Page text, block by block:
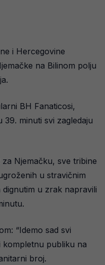
i Hercegovine
na Bilinom polju
BH Fanaticosi,
39. minuti svi zagledaju
Njemačku, sve tribine
u stravičnim
u zrak napravili
“Idemo sad svi
kompletnu publiku na
broj.